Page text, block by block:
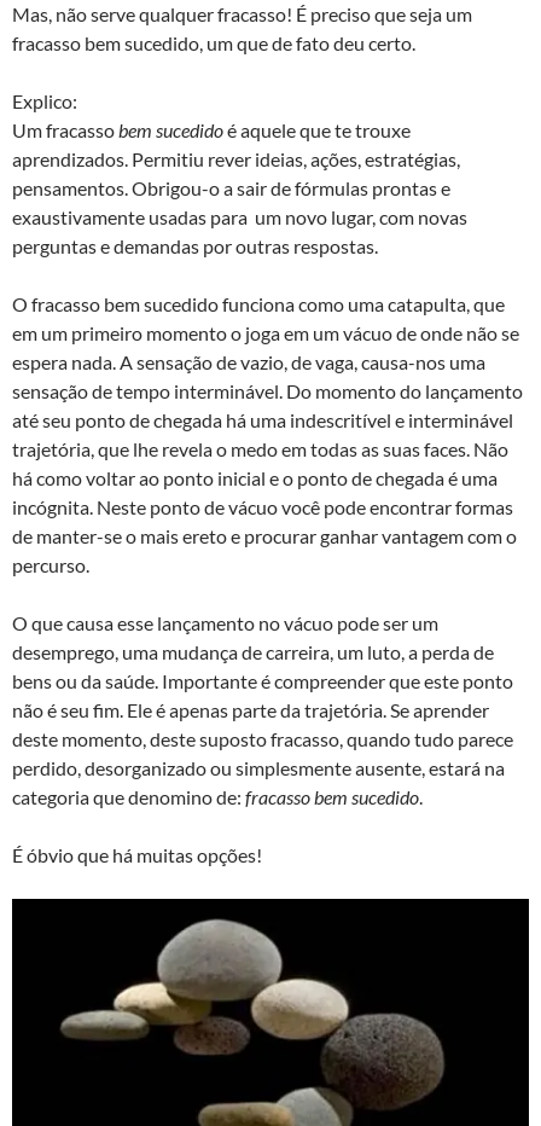
Mas, não serve qualquer fracasso! É preciso que seja um
fracasso bem sucedido, um que de fato deu certo.
Explico:
Um fracasso bem sucedidoé aquele que te trouxe
aprendizados. Permitiu rever ideias, ações, estratégias,
pensamentos. Obrigou-o a sair de fórmulas prontas e
exaustivamente usadas para um novo lugar, com novas
perguntas e demandas por outras respostas.
O fracasso bem sucedido funciona como uma catapulta, que
em um primeiro momento o joga em um vácuo de onde não se
espera nada. A sensação de vazio, de vaga, causa-nos uma
sensação de tempo interminável. Do momento do lançamento
até seu ponto de chegada há uma indescritível e interminável
trajetória, que lhe revela o medo em todas as suas faces. Não
há como voltar ao ponto inicial e o ponto de chegada é uma
incógnita. Neste ponto de vácuo você pode encontrar formas
de manter-se o mais ereto e procurar ganhar vantagem com o
percurso.
O que causa esse lançamento no vácuo pode ser um
desemprego, uma mudança de carreira, um luto, a perda de
bens ou da saúde. Importante é compreender que este ponto
não é seu fim. Ele é apenas parte da trajetória. Se aprender
deste momento, deste suposto fracasso, quando tudo parece
perdido, desorganizado ou simplesmente ausente, estará na
categoria que denomino de: fracasso bem sucedido
É óbvio que há muitas opções!